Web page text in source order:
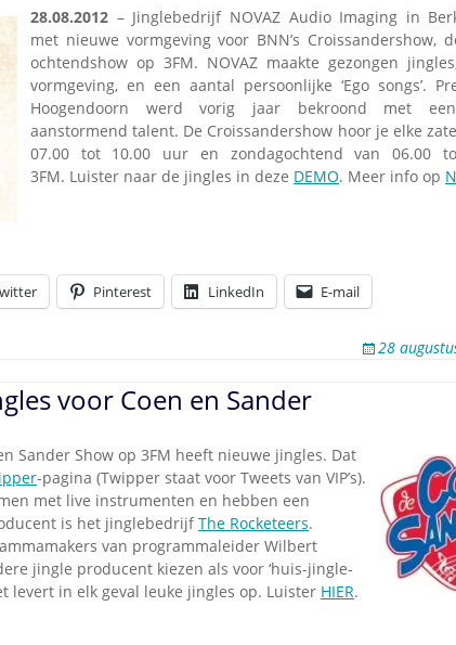
De Tourtune
Ferry Maat 65
Ferry Maat interview
Jingle Awards
Jingle NIEUW
Omroepbanden
jinglecassette
Top Format in
pictures
Dik Voormekaar in
foto’s
28.08.2012 – Jinglebedrijf NOVAZ Audio Imaging in
met nieuwe vormgeving voor BNN’s Croissandershow,
ochtendshow op 3FM. NOVAZ maakte gezongen
vormgeving, en een aantal persoonlijke ‘Ego songs’.
Hoogendoorn werd vorig jaar bekroond met
aanstormend talent. De Croissandershow hoor je elke
07.00 tot 10.00 uur en zondagochtend van 06.00
3FM. Luister naar de jingles in deze DEMO. Meer info op
Pinterest LinkedIn E-mail
28
voor Coen en Sander
Sander Show op 3FM heeft nieuwe jingles. Dat
-pagina (Twipper staat voor Tweets van VIP’s).
met live instrumenten en hebben een
is het jinglebedrijfThe Rocketeers.
van programmaleider Wilbert
jingle producent kiezen als voor ‘huis-jingle-
levert in elk geval leuke jingles op. Luister HIER.